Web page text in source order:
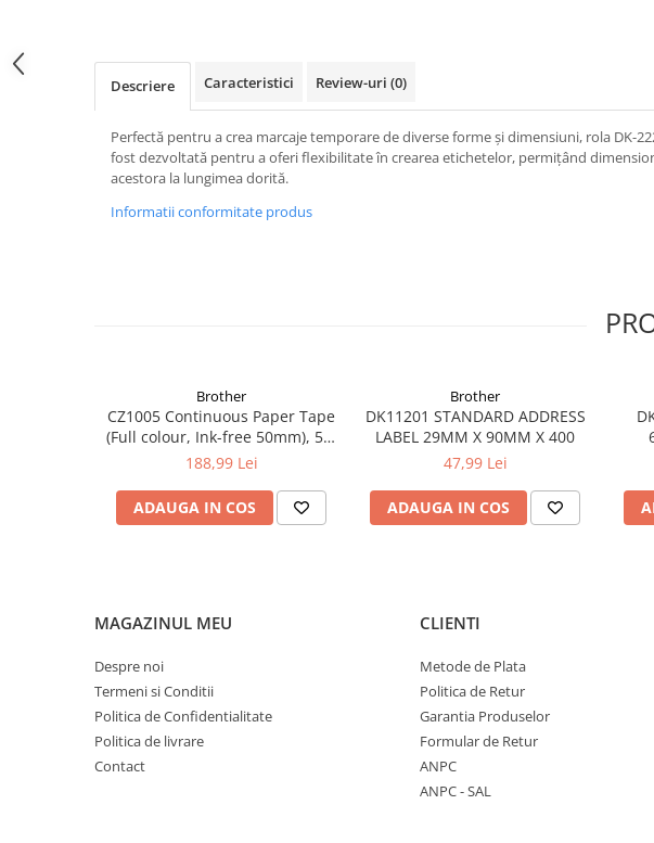
Descriere Caracteristici Review-uri (0)
Perfectă pentru a crea marcaje temporare de diverse forme și dimensiuni, rola DK-
fost dezvoltată pentru a oferi flexibilitate în crearea etichetelor, permițând
acestora la lungimea dorită.
Informatii conformitate produs
Brother
CZ1005 Continuous Paper Tape
(Full colour, Ink-free 50mm), 5m
lungime; pt. VC-500W
188,99 Lei
ADAUGA IN COS
Brother
DK11201 STANDARD ADDRESS
LABEL 29MM X 90MM X 400
47,99 Lei
ADAUGA IN COS
MAGAZINUL MEU
Despre noi
Termeni si Conditii
Politica de Confidentialitate
Politica de livrare
Contact
CLIENTI
Metode de Plata
Politica de Retur
Garantia Produselor
Formular de Retur
ANPC
ANPC - SAL